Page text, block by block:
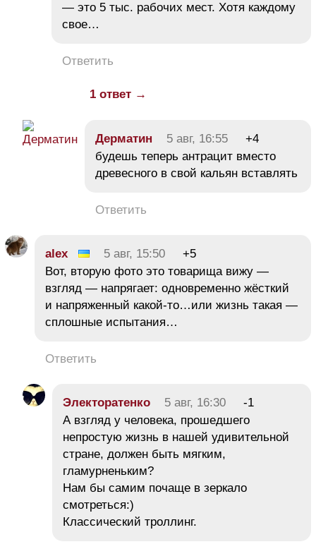
— это 5 тыс. рабочих мест. Хотя каждому
свое…
Ответить
1 ответ →
Дерматин 5 авг, 16:55
+4
будешь теперь антрацит вместо
древесного в свой кальян вставлять
Ответить
alex 5 авг, 15:50
+5
Вот, вторую фото это товарища вижу —
взгляд — напрягает: одновременно жёсткий
и напряженный какой-то…или жизнь такая —
сплошные испытания…
Ответить
Электоратенко 5 авг, 16:30
-1
А взгляд у человека, прошедшего
непростую жизнь в нашей удивительной
стране, должен быть мягким,
гламурненьким?
Нам бы самим почаще в зеркало
смотреться:)
Классический троллинг.